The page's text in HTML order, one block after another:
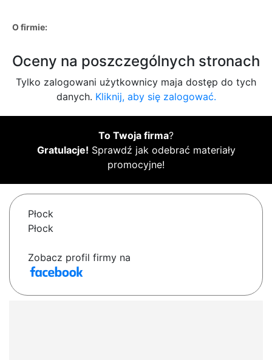
O firmie:
Oceny na poszczególnych stronach
Tylko zalogowani użytkownicy maja dostęp do tych
danych. Kliknij, aby się zalogować.
To Twoja firma?
Gratulacje! Sprawdź jak odebrać materiały
promocyjne!
Płock
Płock
Zobacz profil firmy na